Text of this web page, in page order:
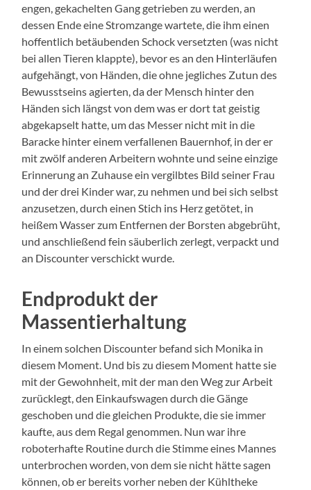
engen, gekachelten Gang getrieben zu werden, an
dessen Ende eine Stromzange wartete, die ihm einen
hoffentlich betäubenden Schock versetzten (was nicht
bei allen Tieren klappte), bevor es an den Hinterläufen
aufgehängt, von Händen, die ohne jegliches Zutun des
Bewusstseins agierten, da der Mensch hinter den
Händen sich längst von dem was er dort tat geistig
abgekapselt hatte, um das Messer nicht mit in die
Baracke hinter einem verfallenen Bauernhof, in der er
mit zwölf anderen Arbeitern wohnte und seine einzige
Erinnerung an Zuhause ein vergilbtes Bild seiner Frau
und der drei Kinder war, zu nehmen und bei sich selbst
anzusetzen, durch einen Stich ins Herz getötet, in
heißem Wasser zum Entfernen der Borsten abgebrüht,
und anschließend fein säuberlich zerlegt, verpackt und
an Discounter verschickt wurde.
Endprodukt der
Massentierhaltung
In einem solchen Discounter befand sich Monika in
diesem Moment. Und bis zu diesem Moment hatte sie
mit der Gewohnheit, mit der man den Weg zur Arbeit
zurücklegt, den Einkaufswagen durch die Gänge
geschoben und die gleichen Produkte, die sie immer
kaufte, aus dem Regal genommen. Nun war ihre
roboterhafte Routine durch die Stimme eines Mannes
unterbrochen worden, von dem sie nicht hätte sagen
können, ob er bereits vorher neben der Kühltheke